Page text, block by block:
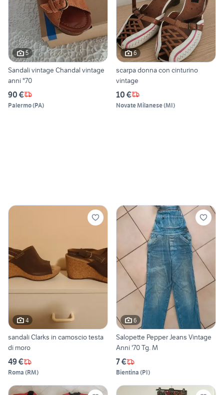
5
Sandali vintage Chandal vintage
anni "70
90 €
Palermo(PA)
6
scarpa donna con cinturino
vintage
10 €
Novate Milanese(MI)
4
sandali Clarks in camoscio testa
di moro
49 €
Roma (RM)
6
Salopette Pepper Jeans Vintage
Anni '70 Tg. M
7 €
Bientina (PI)